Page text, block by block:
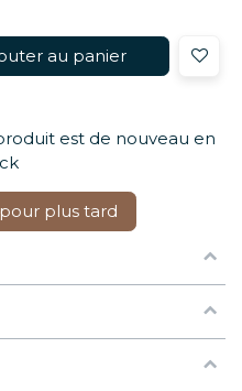
au panier
est de nouveau en
plus tard